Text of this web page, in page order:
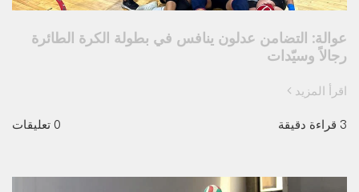
عوالة: التضامن عدلون ينافس في بطولة الكرة الطائرة
رجالاً وسيّدات
اقرأ المزيد
3 قراءة دقيقة 0 تعليقات